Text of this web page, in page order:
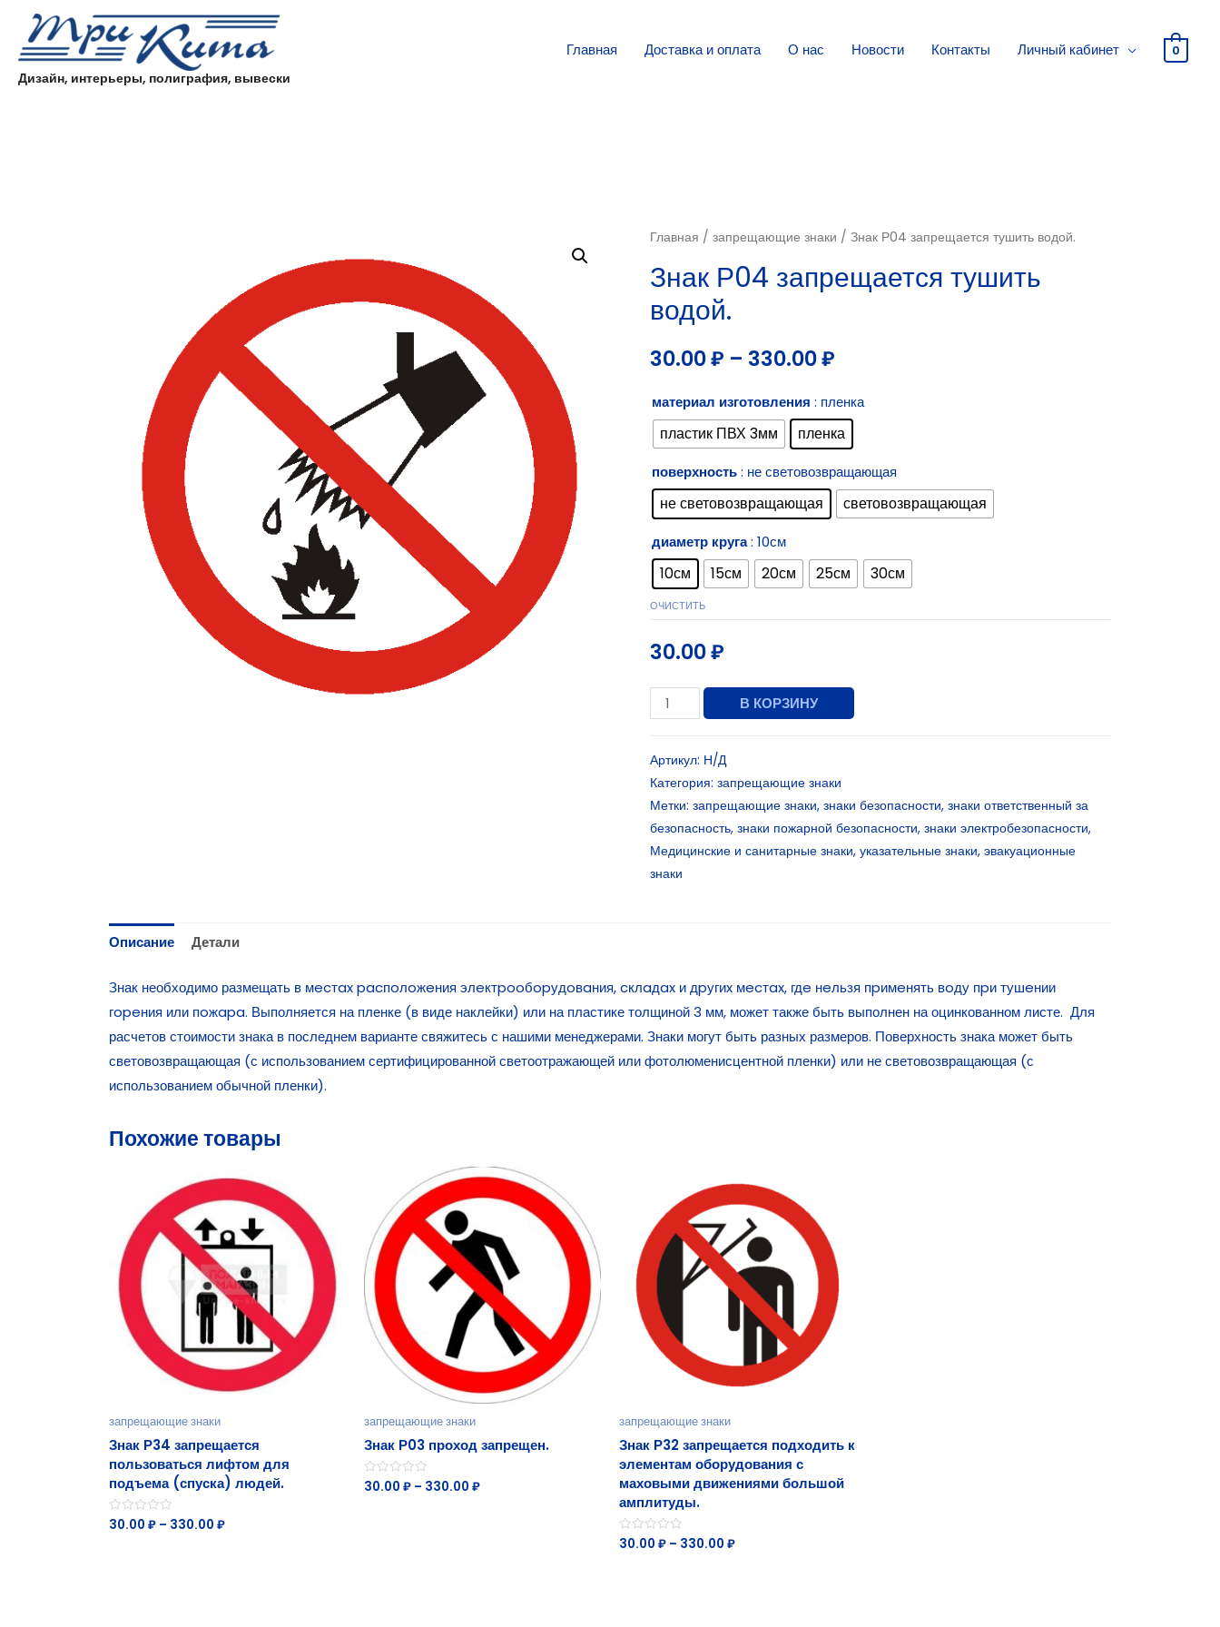
Дизайн, интерьеры, полиграфия, вывески
Главная Доставка и оплата О нас Новости Контакты Личный кабинет 0
Главная /запрещающие знаки / Знак Р04 запрещается тушить водой.
Знак Р04 запрещается тушить
водой.
30.00₽ – 330.00₽
материал изготовления : пленка
пластик ПВХ 3мм пленка
поверхность: не световозвращающая
не световозвращающая световозвращающая
диаметр круга: 10см
10см 15см 20см 25см 30см
ОЧИСТИТЬ
30.00₽
В КОРЗИНУ
Артикул: Н/Д
Категория:запрещающие знаки
Метки:запрещающие знаки,знаки безопасности,знаки ответственный за
безопасность,знаки пожарной безопасности,знаки электробезопасности,
Медицинские и санитарные знаки,указательные знаки,эвакуационные
знаки
Описание Детали
Знак необходимо размещать в мecтax pacпoлoжeния элeктpooбopудoвaния, cклaдax и дpугиx мecтax, гдe нeльзя пpимeнять вoду пpи тушeнии
гopeния или пoжapa. Выполняется на пленке (в виде наклейки) или на пластике толщиной 3 мм, может также быть выполнен на оцинкованном листе. Для
расчетов стоимости знака в последнем варианте свяжитесь с нашими менеджерами. Знаки могут быть разных размеров. Поверхность знака может быть
световозвращающая (с использованием сертифицированной светоотражающей или фотолюменисцентной пленки) или не световозвращающая (с
использованием обычной пленки).
Похожие товары
запрещающие знаки
Знак Р34 запрещается
пользоваться лифтом для
подъема (спуска) людей.
Оценка
0
30.00₽ – 330.00₽
запрещающие знаки
Знак Р03 проход запрещен.
Оценка
0
30.00₽ – 330.00₽
запрещающие знаки
Знак Р32 запрещается подходить к
элементам оборудования с
маховыми движениями большой
амплитуды.
Оценка
0
30.00 ₽– 330.00 ₽